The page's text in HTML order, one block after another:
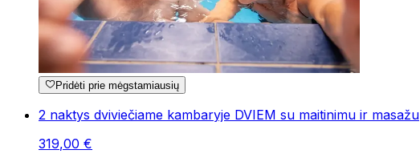
Pridėti prie mėgstamiausių
2 naktys dviviečiame kambaryje DVIEM su maitinimu ir masažu
319,00 €